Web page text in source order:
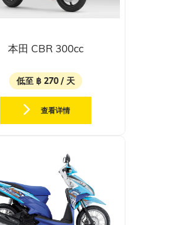
本田 CBR 300cc
低至 ฿ 270 / 天
查看详情